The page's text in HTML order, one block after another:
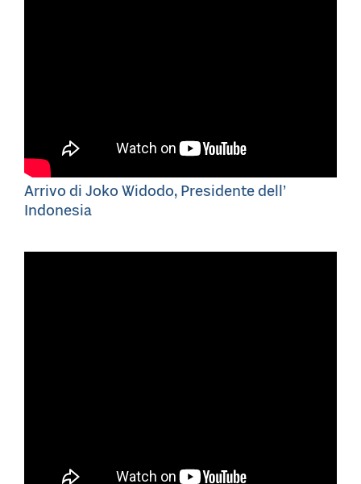
Arrivo di Joko Widodo, Presidente dell’
Indonesia